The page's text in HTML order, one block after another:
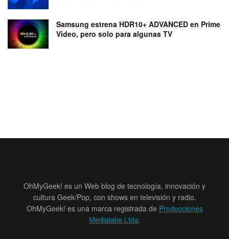
Samsung estrena HDR10+ ADVANCED en Prime
Video, pero solo para algunas TV
OhMyGeek! es un Web blog de tecnología, innovación y
cultura Geek/Pop, con shows en televisión y radio.
OhMyGeek! es una marca registrada de Producciones
Medialabs Ltda.